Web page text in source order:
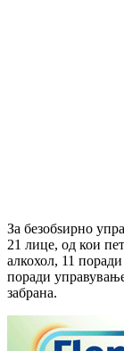
За безобѕирно
21 лице, од кои
алкохол, 11
поради
забрана.